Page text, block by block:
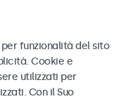
al carrello
funzionalità del sito
Cookie e
utilizzati per
Con il Suo